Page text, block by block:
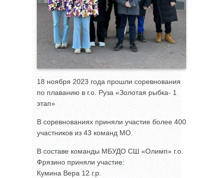
18 ноября 2023 года прошли соревнования
по плаванию в г.о. Руза «Золотая рыбка- 1
этап»
В соревнованиях приняли участие более 400
участников из 43 команд МО.
В составе команды МБУДО СШ «Олимп» г.о.
Фрязино приняли участие:
Кумина Вера 12 г.р.